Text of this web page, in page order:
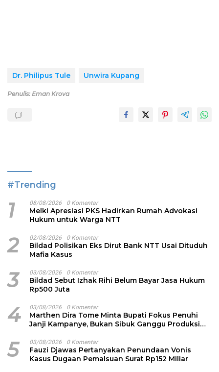
Dr. Philipus Tule Unwira Kupang
Penulis: Eman Krova
#Trending
1 08/08/2026 0 Komentar
Melki Apresiasi PKS Hadirkan Rumah Advokasi
Hukum untuk Warga NTT
2 02/08/2026 0 Komentar
Bildad Polisikan Eks Dirut Bank NTT Usai Dituduh
Mafia Kasus
3 03/08/2026 0 Komentar
Bildad Sebut Izhak Rihi Belum Bayar Jasa Hukum
Rp500 Juta
4 03/08/2026 0 Komentar
Marthen Dira Tome Minta Bupati Fokus Penuhi
Janji Kampanye, Bukan Sibuk Ganggu Produksi
5 03/08/2026 0 Komentar
Fauzi Djawas Pertanyakan Penundaan Vonis
Kasus Dugaan Pemalsuan Surat Rp152 Miliar